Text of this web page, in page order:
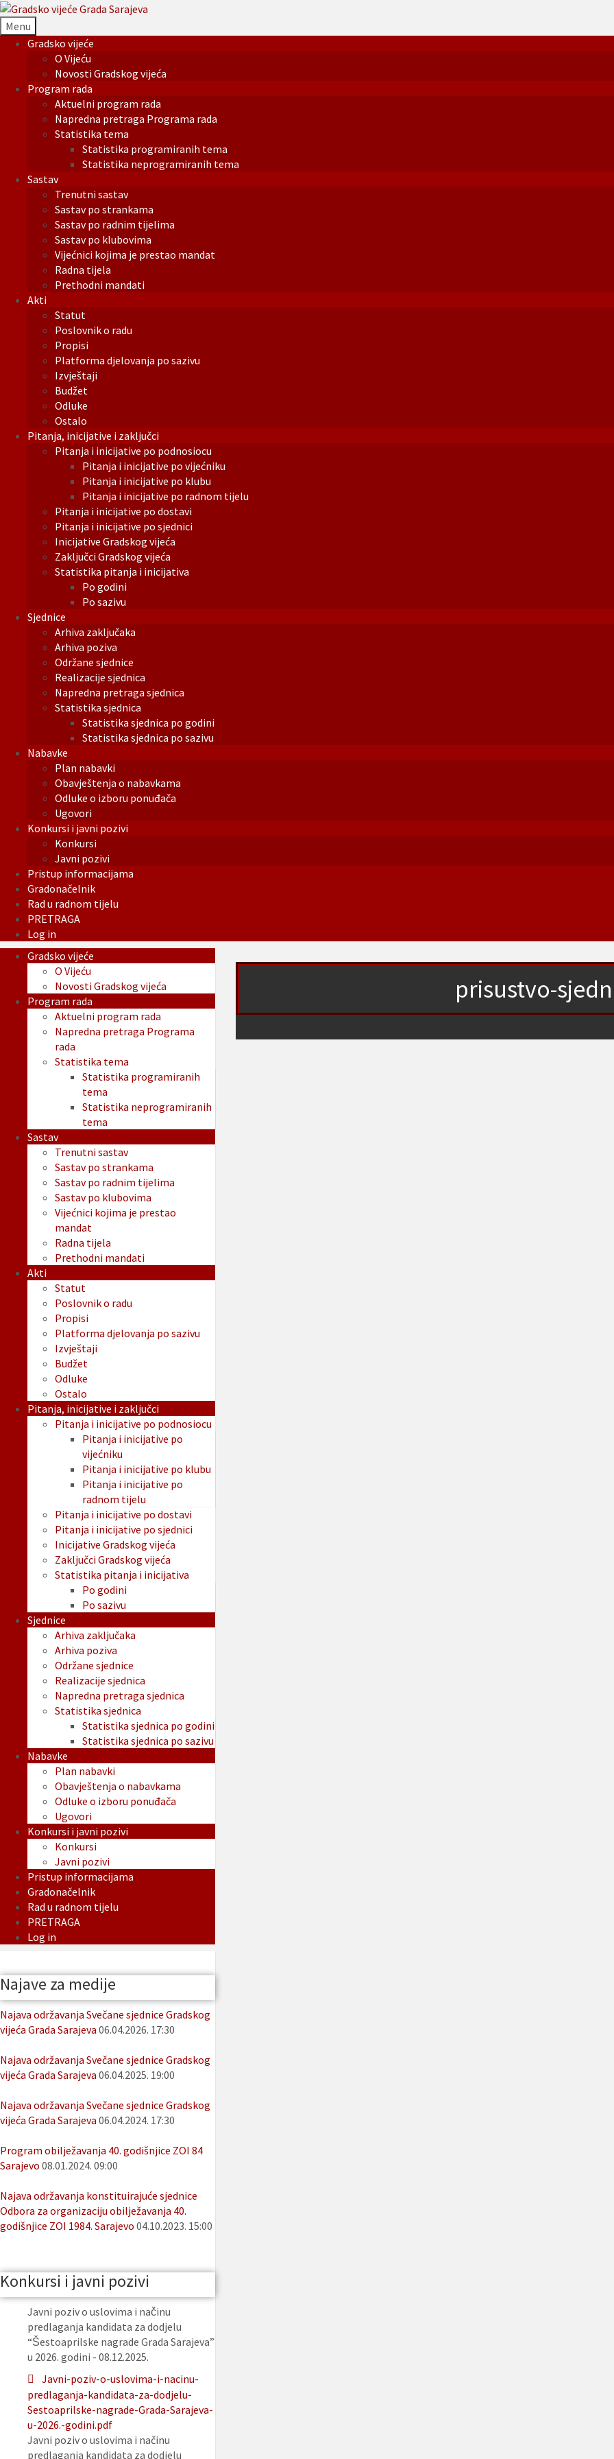
Menu
Gradsko vijeće
O Vijeću
Novosti Gradskog vijeća
Program rada
Aktuelni program rada
Napredna pretraga Programa rada
Statistika tema
Statistika programiranih tema
Statistika neprogramiranih tema
Sastav
Trenutni sastav
Sastav po strankama
Sastav po radnim tijelima
Sastav po klubovima
Vijećnici kojima je prestao mandat
Radna tijela
Prethodni mandati
Akti
Statut
Poslovnik o radu
Propisi
Platforma djelovanja po sazivu
Izvještaji
Budžet
Odluke
Ostalo
Pitanja, inicijative i zaključci
Pitanja i inicijative po podnosiocu
Pitanja i inicijative po vijećniku
Pitanja i inicijative po klubu
Pitanja i inicijative po radnom tijelu
Pitanja i inicijative po dostavi
Pitanja i inicijative po sjednici
Inicijative Gradskog vijeća
Zaključci Gradskog vijeća
Statistika pitanja i inicijativa
Po godini
Po sazivu
Sjednice
Arhiva zaključaka
Arhiva poziva
Održane sjednice
Realizacije sjednica
Napredna pretraga sjednica
Statistika sjednica
Statistika sjednica po godini
Statistika sjednica po sazivu
Nabavke
Plan nabavki
Obavještenja o nabavkama
Odluke o izboru ponuđača
Ugovori
Konkursi i javni pozivi
Konkursi
Javni pozivi
Pristup informacijama
Gradonačelnik
Rad u radnom tijelu
PRETRAGA
Log in
prisustvo-
Gradsko vijeće
O Vijeću
Novosti Gradskog vijeća
Program rada
Aktuelni program rada
Napredna pretraga Programa
rada
Statistika tema
Statistika programiranih
tema
Statistika neprogramiranih
tema
Sastav
Trenutni sastav
Sastav po strankama
Sastav po radnim tijelima
Sastav po klubovima
Vijećnici kojima je prestao
mandat
Radna tijela
Prethodni mandati
Akti
Statut
Poslovnik o radu
Propisi
Platforma djelovanja po sazivu
Izvještaji
Budžet
Odluke
Ostalo
Pitanja, inicijative i zaključci
Pitanja i inicijative po podnosiocu
Pitanja i inicijative po
vijećniku
Pitanja i inicijative po klubu
Pitanja i inicijative po
radnom tijelu
Pitanja i inicijative po dostavi
Pitanja i inicijative po sjednici
Inicijative Gradskog vijeća
Zaključci Gradskog vijeća
Statistika pitanja i inicijativa
Po godini
Po sazivu
Sjednice
Arhiva zaključaka
Arhiva poziva
Održane sjednice
Realizacije sjednica
Napredna pretraga sjednica
Statistika sjednica
Statistika sjednica po godini
Statistika sjednica po sazivu
Nabavke
Plan nabavki
Obavještenja o nabavkama
Odluke o izboru ponuđača
Ugovori
Konkursi i javni pozivi
Konkursi
Javni pozivi
Pristup informacijama
Gradonačelnik
Rad u radnom tijelu
PRETRAGA
Log in
Najave za medije
Najava održavanja Svečane sjednice Gradskog
vijeća Grada Sarajeva 06.04.2026. 17:30
Najava održavanja Svečane sjednice Gradskog
vijeća Grada Sarajeva 06.04.2025. 19:00
Najava održavanja Svečane sjednice Gradskog
vijeća Grada Sarajeva 06.04.2024. 17:30
Program obilježavanja 40. godišnjice ZOI 84
Sarajevo 08.01.2024. 09:00
Najava održavanja konstituirajuće sjednice
Odbora za organizaciju obilježavanja 40.
godišnjice ZOI 1984. Sarajevo 04.10.2023. 15:00
Konkursi i javni pozivi
Javni poziv o uslovima i načinu
predlaganja kandidata za dodjelu
“Šestoaprilske nagrade Grada Sarajeva”
u 2026. godini - 08.12.2025.
Javni-poziv-o-uslovima-i-nacinu-
predlaganja-kandidata-za-dodjelu-
Sestoaprilske-nagrade-Grada-Sarajeva-
u-2026.-godini.pdf
Javni poziv o uslovima i načinu
predlaganja kandidata za dodjelu